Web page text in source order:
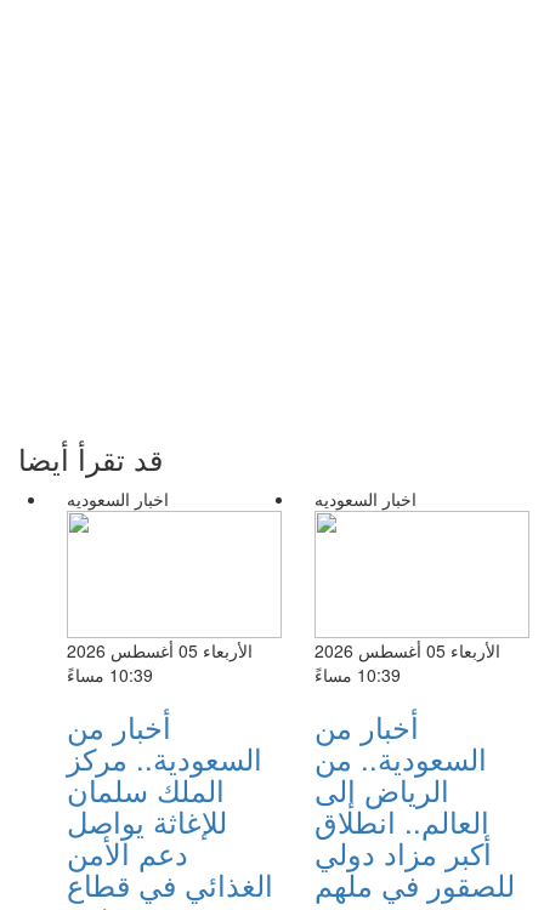
قد تقرأ أيضا
اخبار السعوديه
الأربعاء 05 أغسطس 2026
10:39 مساءً
أخبار من
السعودية.. مركز
الملك سلمان
للإغاثة يواصل
دعم الأمن
الغذائي في قطاع
اخبار السعوديه
الأربعاء 05 أغسطس 2026
10:39 مساءً
أخبار من
السعودية.. من
الرياض إلى
العالم.. انطلاق
أكبر مزاد دولي
للصقور في ملهم